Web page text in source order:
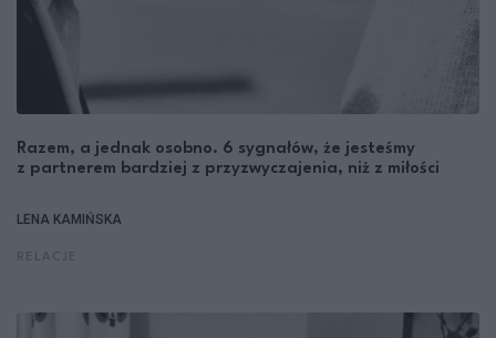
Razem, a jednak osobno. 6 sygnałów, że jesteśmy
z partnerem bardziej z przyzwyczajenia, niż z miłości
LENA KAMIŃSKA